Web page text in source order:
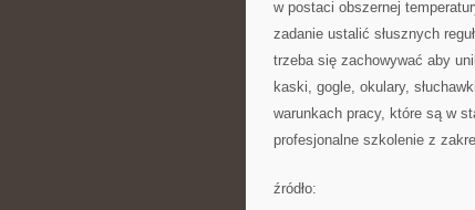
w postaci obszernej
zadanie ustalić słusznych
trzeba się zachowywać aby
kaski, gogle, okulary,
warunkach pracy, które są w
profesjonalne szkolenie z
źródło: